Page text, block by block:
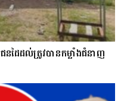
ជនដៃដល់ត្រូវបានកម្លាំងជំនាញ